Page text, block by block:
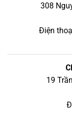
308
Điện
19